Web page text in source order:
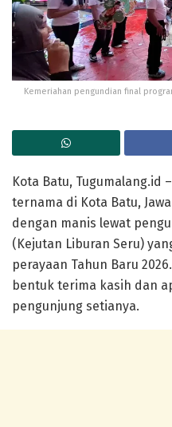
Kemeriahan pengundian final
Kota Batu, Tugumalang.id
ternama di Kota Batu,
dengan manis lewat
(Kejutan Liburan Seru)
perayaan Tahun Baru
bentuk terima kasih dan
pengunjung setianya.